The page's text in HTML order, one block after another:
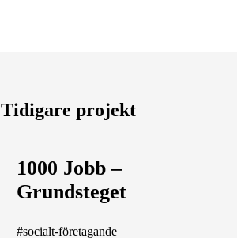
Tidigare projekt
1000 Jobb –
Grundsteget
#socialt-företagande